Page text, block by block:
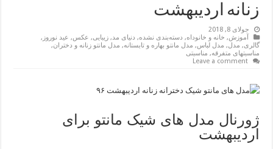
زنانه اردیبهشت
جولای 8, 2018
آموزش, خانه و خانوداه, دسته‌بندی نشده, دنیای مد,زیبایی, عکس, عید نوروز ,
گالری, مدل, مدل لباس, مدل مانتو بهاره و تابستانه, مدل مانتو زنانه و دختران,
مناسبتهای متفرقه, مناسبتی
Leave a comment
ژورنال مدل های شیک مانتو برای
اردیبهشت